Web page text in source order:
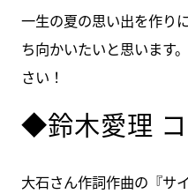
一生の夏の思い出を作り
ち向かいたいと思います
さい！
◆鈴木愛理
大石さん作詞作曲の『サ